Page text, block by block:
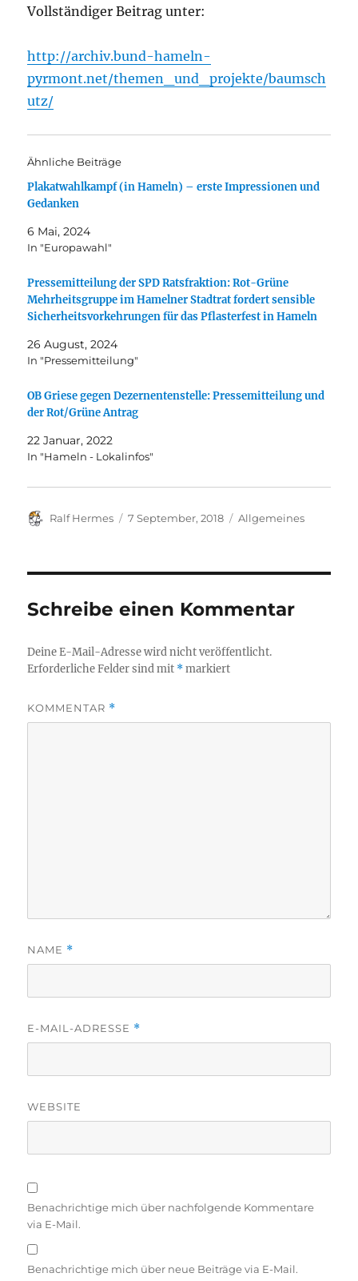
Vollständiger Beitrag unter:
http://archiv.bund-hameln-
pyrmont.net/themen_und_projekte/baumsch
utz/
Ähnliche Beiträge
Plakatwahlkampf (in Hameln) – erste Impressionen und
Gedanken
6 Mai, 2024
In "Europawahl"
Pressemitteilung der SPD Ratsfraktion: Rot-Grüne
Mehrheitsgruppe im Hamelner Stadtrat fordert sensible
Sicherheitsvorkehrungen für das Pflasterfest in Hameln
26 August, 2024
In "Pressemitteilung"
OB Griese gegen Dezernentenstelle: Pressemitteilung und
der Rot/Grüne Antrag
22 Januar, 2022
In "Hameln - Lokalinfos"
Autor
Ralf Hermes
Veröffentlicht
7 September, 2018 Kategorien
Allgemeines
Schreibe einen Kommentar
Deine E-Mail-Adresse wird nicht veröffentlicht.
Erforderliche Felder sind mit *markiert
KOMMENTAR *
NAME *
E-MAIL-ADRESSE *
WEBSITE
Benachrichtige mich über nachfolgende Kommentare
via E-Mail.
Benachrichtige mich über neue Beiträge via E-Mail.